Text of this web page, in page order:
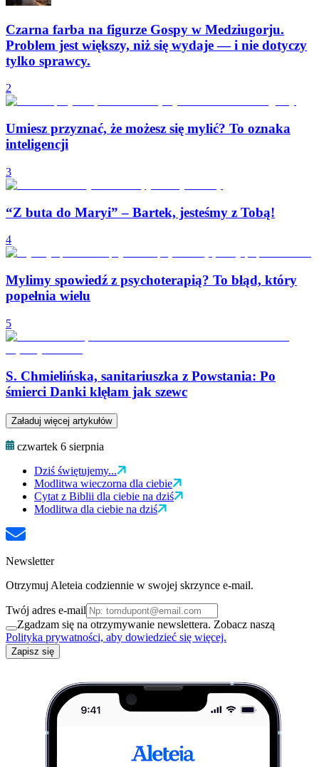
Czarna farba na figurze Gospy w Medziugorju.
Problem jest większy, niż się wydaje — i nie dotyczy
tylko sprawcy.
2
Umiesz przyznać, że możesz się mylić? To oznaka
inteligencji
3
“Z buta do Maryi” – Bartek, jesteśmy z Tobą!
4
Mylimy spowiedź z psychoterapią? To błąd, który
popełnia wielu
5
S. Chmielińska, sanitariuszka z Powstania: Po
śmierci Danki klęłam jak szewc
Załaduj więcej artykułów
czwartek 6 sierpnia
Dziś świętujemy...
Modlitwa wieczorna dla ciebie
Cytat z Biblii dla ciebie na dziś
Modlitwa dla ciebie na dziś
Newsletter
Otrzymuj Aleteia codziennie w swojej skrzynce e-mail.
Twój adres e-mail
Zgadzam się na otrzymywanie newslettera. Zobacz naszą
Polityka prywatności, aby dowiedzieć się więcej.
Zapisz się